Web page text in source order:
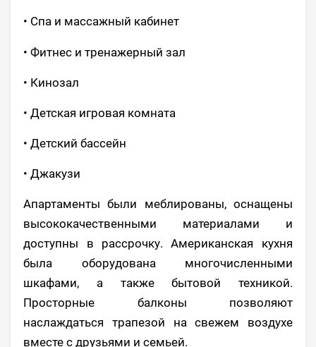
• Спа и массажный кабинет
• Фитнес и тренажерный зал
• Кинозал
• Детская игровая комната
• Детский бассейн
• Джакузи
Апартаменты были меблированы, оснащены
высококачественными материалами и
доступны в рассрочку. Американская кухня
была оборудована многочисленными
шкафами, а также бытовой техникой.
Просторные балконы позволяют
наслаждаться трапезой на свежем воздухе
вместе с друзьями и семьей.